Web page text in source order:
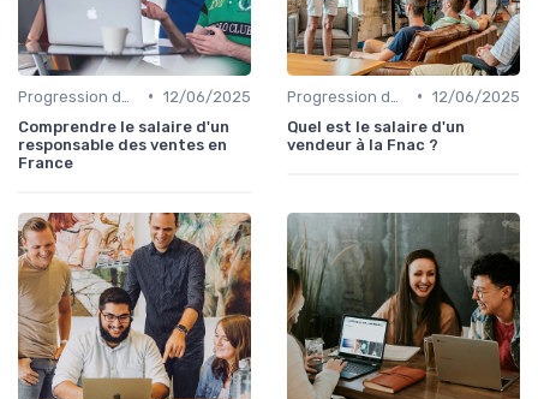
• 12/06/2025
Comprendre le salaire d'un
responsable des ventes en
France
• 12/06/2025
Quel est le salaire d'un
vendeur à la Fnac ?